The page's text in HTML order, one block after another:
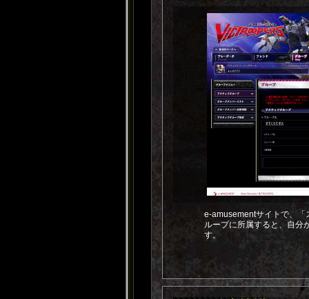
e-amusementサイトで、「
ループに所属すると、自分
す。